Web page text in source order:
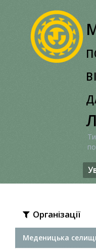
Організації
Меденицька